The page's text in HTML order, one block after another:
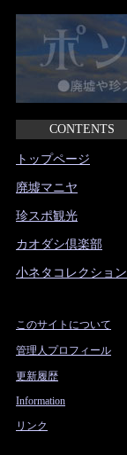
CONTENTS
トップページ
廃墟マニヤ
珍スポ観光
カオダシ倶楽部
小ネタコレクション
このサイトについて
管理人プロフィール
更新履歴
Information
リンク